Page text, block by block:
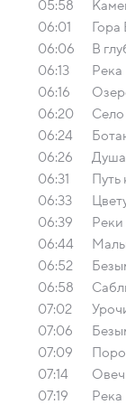
05:58
06:01
Гора
06:06
В
06:13
Река
06:16
06:20
06:24
06:26
Душа
06:31
06:33
06:39
06:44
06:52
06:58
07:02
07:06
07:09
07:14
07:19